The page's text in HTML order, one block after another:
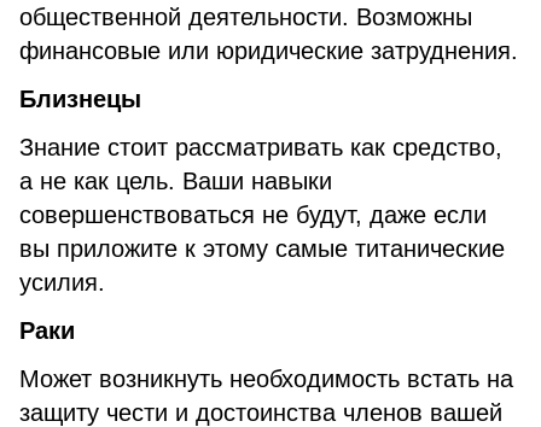
общественной деятельности. Возможны
финансовые или юридические затруднения.
Близнецы
Знание стоит рассматривать как средство,
а не как цель. Ваши навыки
совершенствоваться не будут, даже если
вы приложите к этому самые титанические
усилия.
Раки
Может возникнуть необходимость встать на
защиту чести и достоинства членов вашей